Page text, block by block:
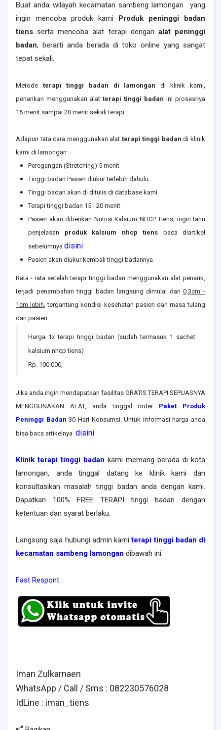
Buat anda wilayah kecamatan sambeng lamongan yang
ingin mencoba produk kami Produk peninggi badan
tiens serta mencoba alat terapi dengan alat peninggi
badan, berarti anda berada di toko online yang sangat
tepat sekali.
Metode terapi tinggi badan di lamongan di klinik kami,
penarikan menggunakan alat terapi tinggi badan ini prosesnya
15 menit sampai 20 menit sekali terapi.
Adapun tata cara menggunakan alat terapi tinggi badan di klinik
kami di lamongan:
Peregangan (Stretching) 5 menit
Tinggi badan Pasien diukur terlebih dahulu
Tinggi badan akan di ditulis di database kami
Terapi tinggi badan 15 - 20 menit
Pasien akan diberikan Nutrisi Kalsium NHCP Tiens, ingin tahu
penjelasan produk kalsium nhcp tiens baca diartikel
sebelumnya disini
Pasien akan diukur kembali tinggi badannya
Rata - rata setelah terapi tinggi badan menggunakan alat penarik,
terjadi penambahan tinggi badan langsung dimulai dari0,3cm -
1cm lebih, tergantung kondisi kesehatan pasien dan masa tulang
dari pasien.
Harga 1x terapi tinggi badan (sudah termasuk 1 sachet
kalsium nhcp tiens)
Rp. 100.000,-
Jika anda ingin mendapatkan fasilitas GRATIS TERAPI SEPUASNYA
MENGGUNAKAN ALAT, anda tinggal order Paket Produk
Peninggi Badan 30 Hari Konsumsi. Untuk informasi harga anda
bisa baca artikelnya disini
Klinik terapi tinggi badan kami memang berada di kota
lamongan, anda tinggal datang ke klinik kami dan
konsultasikan masalah tinggi badan anda dengan kami.
Dapatkan 100% FREE TERAPI tinggi badan dengan
ketentuan dan syarat berlaku.
Langsung saja hubungi admin kamiterapi tinggi badan di
kecamatan sambeng lamongan dibawah ini.
Fast Respont :
Iman Zulkarnaen
WhatsApp / Call / Sms : 082230576028
IdLine : iman_tiens